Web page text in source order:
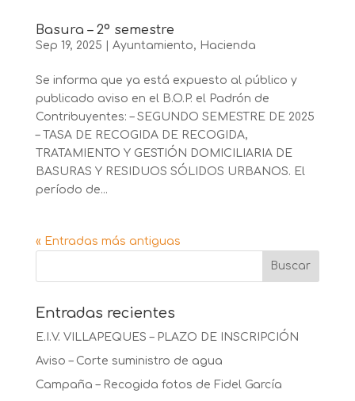
Basura – 2º semestre
Sep 19, 2025 Ayuntamiento, Hacienda
Se informa que ya está expuesto al público y
publicado aviso en el B.O.P. el Padrón de
Contribuyentes: – SEGUNDO SEMESTRE DE 2025
– TASA DE RECOGIDA DE RECOGIDA,
TRATAMIENTO Y GESTIÓN DOMICILIARIA DE
BASURAS Y RESIDUOS SÓLIDOS URBANOS. El
período de...
« Entradas más antiguas
Entradas recientes
E.I.V. VILLAPEQUES – PLAZO DE INSCRIPCIÓN
Aviso – Corte suministro de agua
Campaña – Recogida fotos de Fidel García